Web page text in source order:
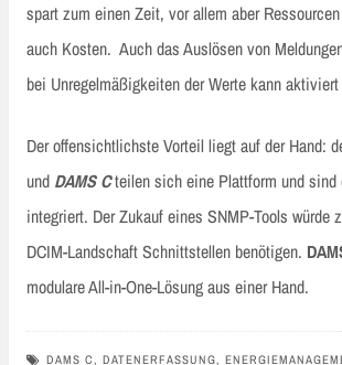
spart zum einen Zeit, vor allem aber
auch Kosten. Auch das Auslösen von
bei Unregelmäßigkeiten der Werte kann aktiviert
Der offensichtlichste Vorteil liegt auf der Hand:
und DAMS Cteilen sich eine Plattform und sind
integriert. Der Zukauf eines SNMP-Tools würde
DCIM-Landschaft Schnittstellen benötigen.
modulare All-in-One-Lösung aus einer Hand.
DAMS C , DATENERFASSUNG,